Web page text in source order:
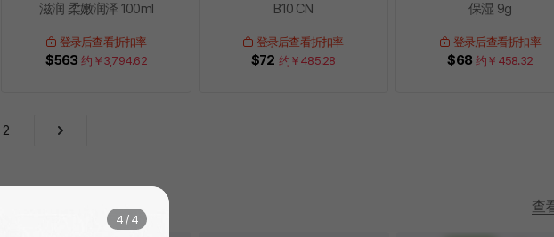
滋润 柔嫩润泽 100ml
登录后查看折扣率
$563 约￥ 3,794.62
B10 CN
登录后查看折扣率
$72 约￥ 485.28
保湿 9g
登录后查看折扣率
$68 约￥ 458.32
2
查
4 / 4